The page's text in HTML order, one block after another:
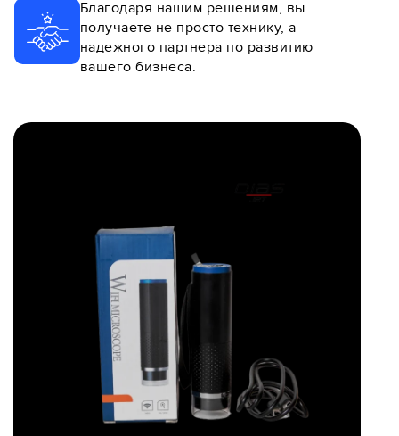
Благодаря нашим решениям, вы
получаете не просто технику, а
надежного партнера по развитию
вашего бизнеса.